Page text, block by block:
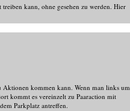
kann, ohne gesehen zu werden. Hier
Aktionen kommen kann. Wenn man links um
kommt es vereinzelt zu Paaraction mit
Parkplatz antreffen.